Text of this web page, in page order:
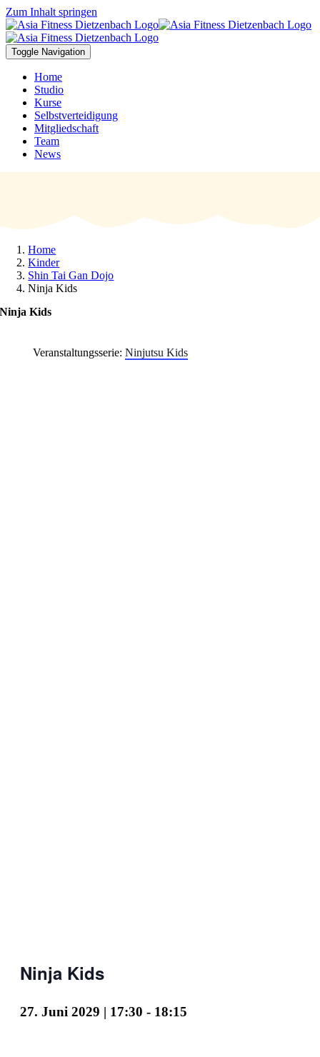
Zum Inhalt springen
Toggle Navigation
Home
Studio
Kurse
Selbstverteidigung
Mitgliedschaft
Team
News
Home
Kinder
Shin Tai Gan Dojo
Ninja Kids
Ninja Kids
Veranstaltungsserie: Ninjutsu Kids
Ninja Kids
27. Juni 2029 | 17:30 - 18:15